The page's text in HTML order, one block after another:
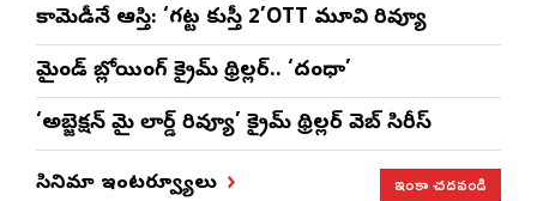
కామెడీనే ఆస్తి: ‘గట్ట కుస్తీ 2’OTT మూవి రివ్యూ
మైండ్ బ్లోయింగ్ క్రైమ్ థ్రిల్లర్.. ‘దంధా’
‘అబ్జెక్ష‌న్ మై లార్డ్ రివ్యూ’ క్రైమ్ థ్రిల్ల‌ర్ వెబ్ సిరీస్
సినిమా ఇంటర్వ్యూలు ఇంకా చదవండి